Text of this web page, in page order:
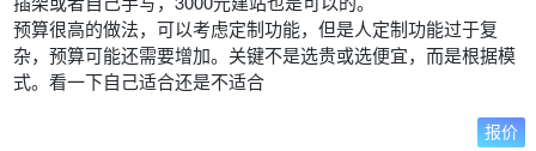
预算很高的做法，可以考虑定制功能，但是人定制功能过于复
杂，预算可能还需要增加。 关键不是选贵或选便宜，而是根据模
式。看一下自己适合还是不适合
报价